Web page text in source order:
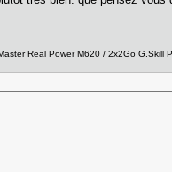
Real Power M620 / 2x2Go